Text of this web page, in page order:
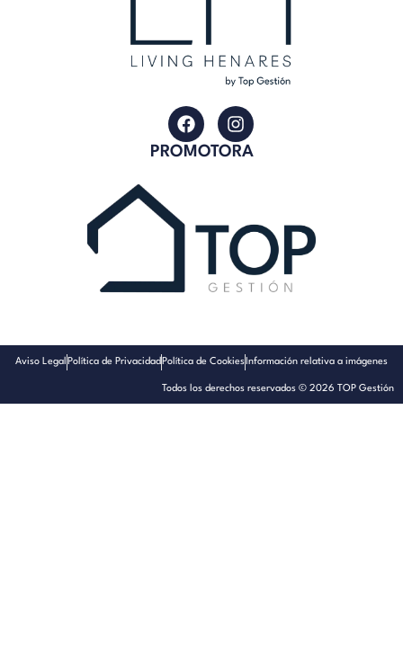
PROMOTORA
Aviso LegalPolítica de PrivacidadPolítica de CookiesInformación relativa a imágenes
Todos los derechos reservados © 2026 TOP Gestión